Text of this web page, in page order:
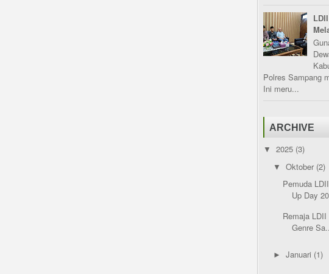
Polres Sampang
Ini meru...
ARCHIVE
▼ 2025 (3)
▼ Oktober (2)
Pemuda
Up Day
Remaja
Genre
► Januari (1)